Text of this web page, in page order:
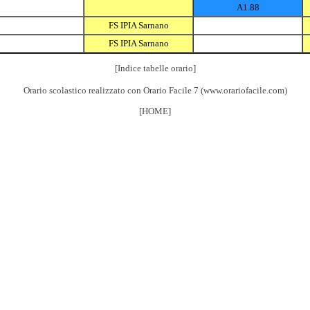
A1.88
FS IPIA Sarnano
FS IPIA Sarnano
[Indice tabelle orario]
Orario scolastico realizzato con Orario Facile 7 (www.orariofacile.com)
[HOME]